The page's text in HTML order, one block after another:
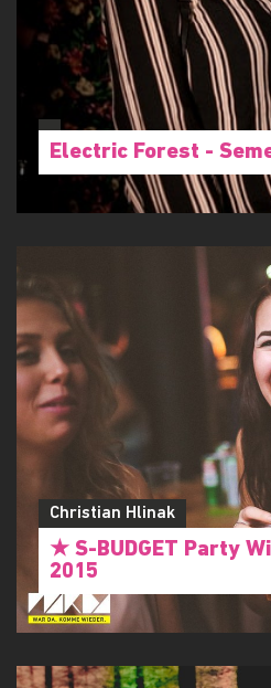
Electric Forest -
Christian Hlinak
★ S-BUDGET Party
2015